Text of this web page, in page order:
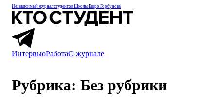
Независимый журнал студентов Школы Бюро Горбунова
ИнтервьюРаботаО журнале
Рубрика: Без рубрики